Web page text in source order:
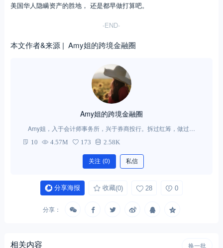
美国华人隐瞒资产的胜地， 还是都早做打算吧。
-END-
本文作者&来源 | Amy姐的跨境金融圈
Amy姐的跨境金融圈
Amy姐，入于会计师事务所，兴于券商投行。拆过红筹，做过并
购。现帮移民的朋友打理家族资产，做做跨境投资。境外的世界，
产申报、全球资产配置、外汇管制与CRS应对，你想了解的，都给
你。
10 4.57M 173 2.58K
关注 (0) 私信
分享海报 收藏(0) 28 0
分享：
相关内容 换一批